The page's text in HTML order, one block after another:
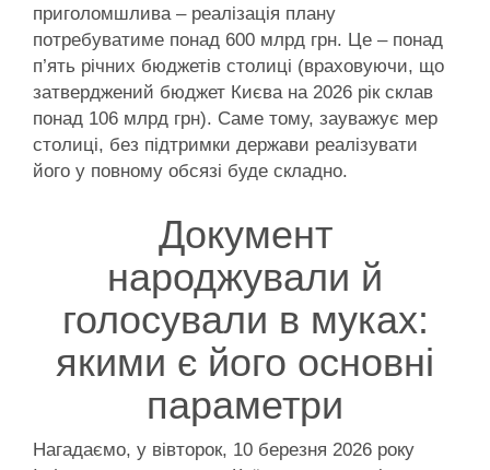
приголомшлива – реалізація плану
потребуватиме понад 600 млрд грн. Це – понад
п’ять річних бюджетів столиці (враховуючи, що
затверджений бюджет Києва на 2026 рік склав
понад 106 млрд грн). Саме тому, зауважує мер
столиці, без підтримки держави реалізувати
його у повному обсязі буде складно.
Документ
народжували й
голосували в муках:
якими є його основні
параметри
Нагадаємо, у вівторок, 10 березня 2026 року